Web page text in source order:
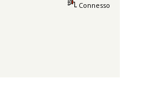
Connesso